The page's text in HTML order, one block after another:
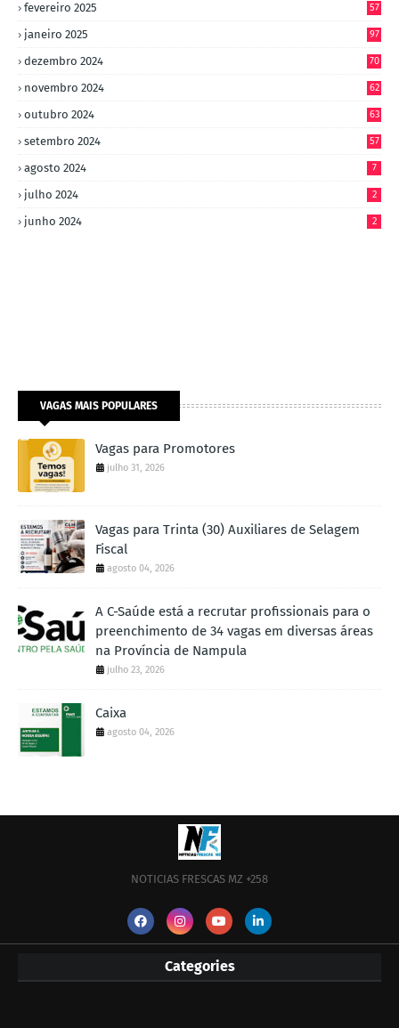
fevereiro 2025 57
janeiro 2025 97
dezembro 2024 70
novembro 2024 62
outubro 2024 63
setembro 2024 57
agosto 2024 7
julho 2024 2
junho 2024 2
VAGAS MAIS POPULARES
Vagas para Promotores
julho 31, 2026
Vagas para Trinta (30) Auxiliares de Selagem
Fiscal
agosto 04, 2026
A C-Saúde está a recrutar profissionais para o
preenchimento de 34 vagas em diversas áreas
na Província de Nampula
julho 23, 2026
Caixa
agosto 04, 2026
NOTICIAS FRESCAS MZ +258
Categories